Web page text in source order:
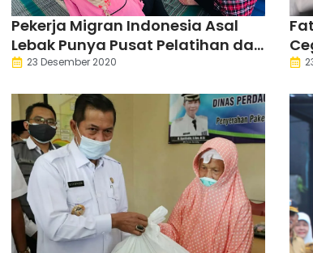
Pekerja Migran Indonesia Asal
Lebak Punya Pusat Pelatihan dan
Pengembangan
23 Desember 2020